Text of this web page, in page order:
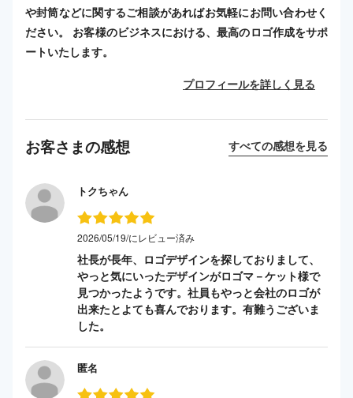
や封筒などに関するご相談があればお気軽にお問い合わせく
ださい。 お客様のビジネスにおける、最高のロゴ作成をサポ
ートいたします。
プロフィールを詳しく見る
お客さまの感想 すべての感想を見る
トクちゃん
2026/05/19/にレビュー済み
社長が長年、ロゴデザインを探しておりまして、
やっと気にいったデザインがロゴマ－ケット様で
見つかったようです。社員もやっと会社のロゴが
出来たとよても喜んでおります。有難うございま
した。
匿名